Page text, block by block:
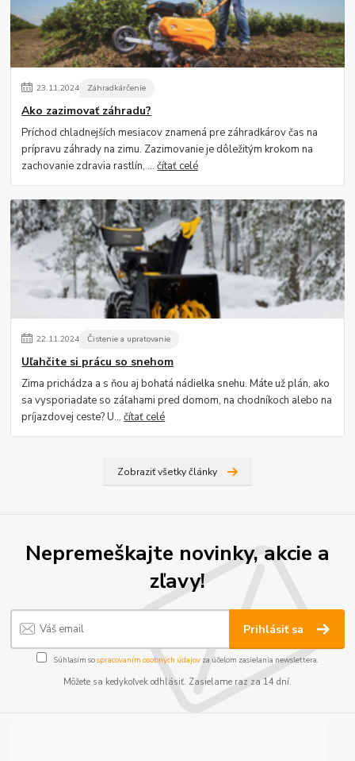
23.11.2024 Záhradkárčenie
Ako zazimovať záhradu?
Príchod chladnejších mesiacov znamená pre záhradkárov čas na
prípravu záhrady na zimu. Zazimovanie je dôležitým krokom na
zachovanie zdravia rastlín, ...čítať celé
22.11.2024 Čistenie a upratovanie
Uľahčite si prácu so snehom
Zima prichádza a s ňou aj bohatá nádielka snehu. Máte už plán, ako
sa vysporiadate so záľahami pred domom, na chodníkoch alebo na
príjazdovej ceste? U...čítať celé
Zobraziť všetky články
Nepremeškajte novinky, akcie a
zľavy!
Prihlásiť sa
Súhlasím sospracovaním osobných údajov za účelom zasielania newslettera.
Môžete sa kedykoľvek odhlásiť. Zasielame raz za 14 dní.